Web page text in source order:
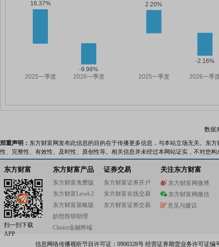
数据
郑重声明： 东方财富网发布此信息的目的在于传播更多信息，与本站立场无关。东
性、完整性、有效性、及时性、原创性等。相关信息并未经过本网站证实，不对您
东方财富
扫一扫下载
APP
东方财富产品
东方财富免费版
东方财富Level-2
东方财富策略版
妙想投研助理
Choice金融终端
证券交易
东方财富证券开户
东方财富在线交易
东方财富证券交易
关注东方财富
东方财富网微博
东方财富网微信
意见与建议
信息网络传播视听节目许可证：0908328号 经营证券期货业务许可证编